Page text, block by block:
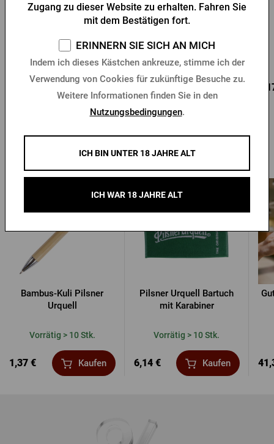
Flaschenöffner Pilsner
Vorrätig > 10 Stk.
0,96 € Kaufen
Schlüsselanhänger mit
Flaschenöffner
Vorrätig > 10 Stk.
Andere Produkte von Pilsner Urquell
Bambus-Kuli Pilsner
Urquell
Vorrätig > 10 Stk.
1,37 € Kaufen
Pilsner Urquell Bartuch
mit Karabiner
Vorrätig > 10 Stk.
6,14 € Kaufen
Zugang zu dieser Website zu erhalten. Fahren Sie
mit dem Bestätigen fort.
ERINNERN SIE SICH AN MICH
Indem ich dieses Kästchen ankreuze, stimme ich der
Verwendung von Cookies für zukünftige Besuche zu.
Weitere Informationen finden Sie in den
Nutzungsbedingungen.
ICH BIN UNTER 18 JAHRE ALT
ICH WAR 18 JAHRE ALT